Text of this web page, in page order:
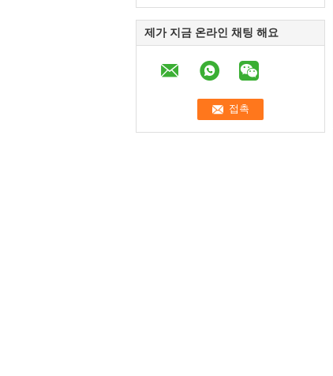
제가 지금 온라인 채팅 해요